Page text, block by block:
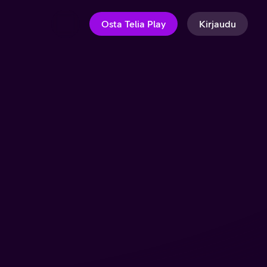
Osta Telia Play Kirjaudu